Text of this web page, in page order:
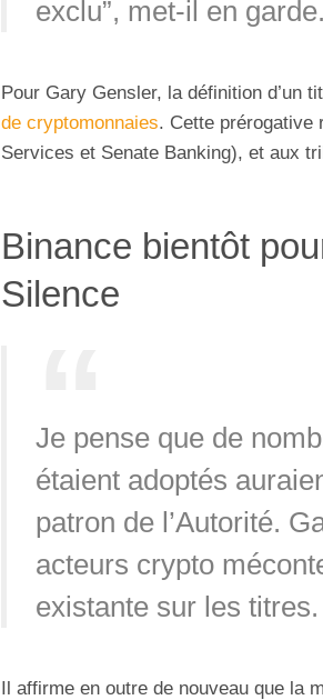
exclu”, met-il en garde.
Pour Gary Gensler, la définition d’un
de cryptomonnaies. Cette prérogative
Services et Senate Banking), et aux
Binance bientôt
Silence
Je pense que de
étaient adoptés
patron de l’Autorité.
acteurs crypto
existante sur les titres.
Il affirme en outre de nouveau que la